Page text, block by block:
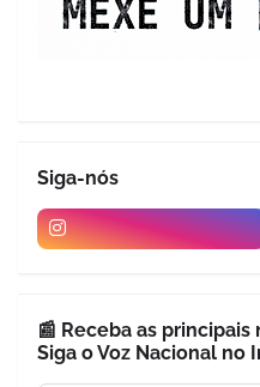
Siga-nós
📰 Receba as
Siga o Voz Nacional no